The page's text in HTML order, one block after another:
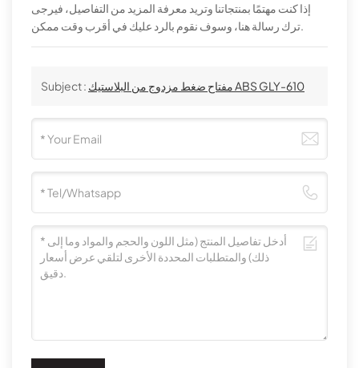
إذا كنت مهتمًا بمنتجاتنا وتريد معرفة المزيد من التفاصيل، فيرجى
ترك رسالة هنا، وسوف نقوم بالرد عليك في أقرب وقت ممكن.
Subject : مفتاح ضغط مزدوج من البلاستيك ABS GLY-610